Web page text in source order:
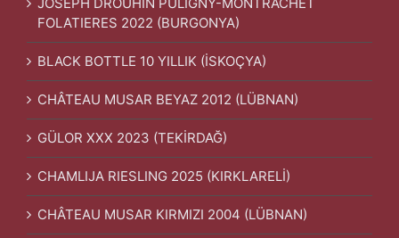
FOLATIERES 2022 (BURGONYA)
BLACK BOTTLE 10 YILLIK (İSKOÇYA)
CHÂTEAU MUSAR BEYAZ 2012 (LÜBNAN)
GÜLOR XXX 2023 (TEKİRDAĞ)
CHAMLIJA RIESLING 2025 (KIRKLARELİ)
CHÂTEAU MUSAR KIRMIZI 2004 (LÜBNAN)